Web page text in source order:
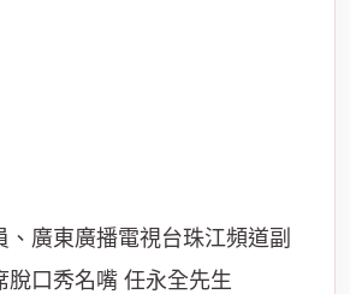
、廣東廣播電視台珠江頻道副
脫口秀名嘴 任永全先生